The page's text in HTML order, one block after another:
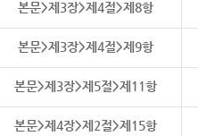
본문>제3장>제4절>제8항
본문>제3장>제4절>제9항
본문>제3장>제5절>제11항
본문>제4장>제2절>제15항